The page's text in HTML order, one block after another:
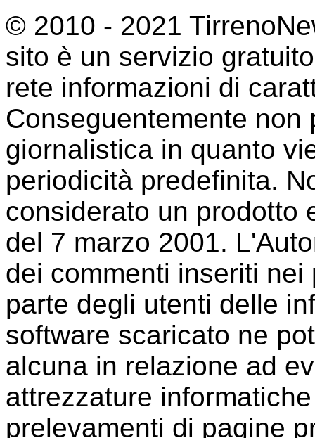
© 2010 - 2021
sito è un servizio
rete informazioni di
Conseguentemente
giornalistica in quanto
periodicità predefinita.
considerato un prodotto
del 7 marzo 2001.
dei commenti inseriti nei
parte degli utenti delle
software scaricato ne
alcuna in relazione ad
attrezzature
prelevamenti di pagine